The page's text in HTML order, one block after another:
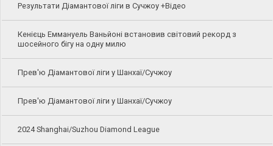
Результати Діамантової ліги в Сучжоу +Відео
Кенієць Еммануель Ваньйоні встановив світовий рекорд з
шосейного бігу на одну милю
Прев'ю Діамантової ліги у Шанхаї/Сучжоу
Прев'ю Діамантової ліги у Шанхаї/Сучжоу
2024 Shanghai/Suzhou Diamond League